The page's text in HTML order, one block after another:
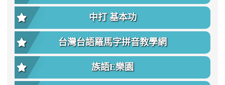
中打 基本功
台灣台語羅馬字拼音教學網
族語E樂園